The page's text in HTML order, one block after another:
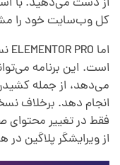
ا
ز
و
ر
کل وب‌سایت خود را
است. این برنامه
می‌دهد، از جمله
فقط در تغییر محتوای
از ویرایشگر پلاگین